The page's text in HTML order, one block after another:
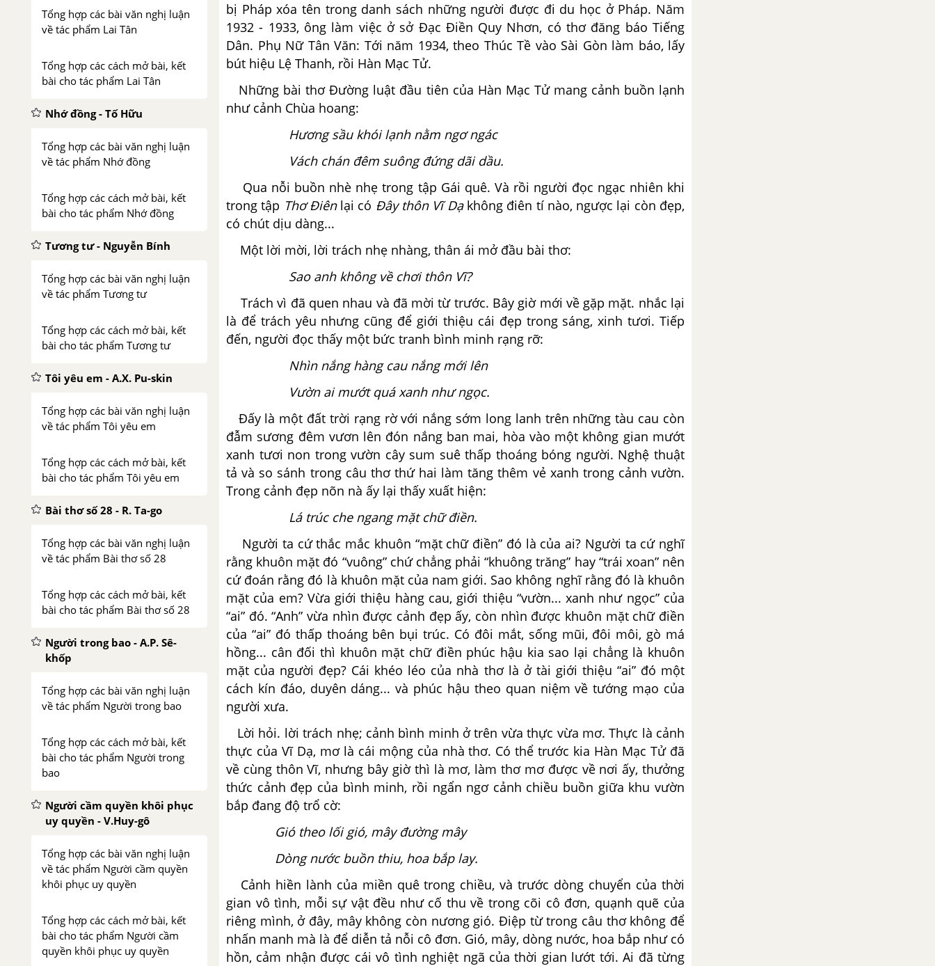
Tổng hợp các bài văn nghị luận
về tác phẩm Lai Tân
Tổng hợp các cách mở bài, kết
bài cho tác phẩm Lai Tân
Nhớ đồng - Tố Hữu
Tổng hợp các bài văn nghị luận
về tác phẩm Nhớ đồng
Tổng hợp các cách mở bài, kết
bài cho tác phẩm Nhớ đồng
Tương tư - Nguyễn Bính
Tổng hợp các bài văn nghị luận
về tác phẩm Tương tư
Tổng hợp các cách mở bài, kết
bài cho tác phẩm Tương tư
Tôi yêu em - A.X. Pu-skin
Tổng hợp các bài văn nghị luận
về tác phẩm Tôi yêu em
Tổng hợp các cách mở bài, kết
bài cho tác phẩm Tôi yêu em
Bài thơ số 28 - R. Ta-go
Tổng hợp các bài văn nghị luận
về tác phẩm Bài thơ số 28
Tổng hợp các cách mở bài, kết
bài cho tác phẩm Bài thơ số 28
Người trong bao - A.P. Sê-
khốp
Tổng hợp các bài văn nghị luận
về tác phẩm Người trong bao
Tổng hợp các cách mở bài, kết
bài cho tác phẩm Người trong
bao
Người cầm quyền khôi phục
uy quyền - V.Huy-gô
Tổng hợp các bài văn nghị luận
về tác phẩm Người cầm quyền
khôi phục uy quyền
Tổng hợp các cách mở bài, kết
bài cho tác phẩm Người cầm
quyền khôi phục uy quyền
bị Pháp xóa tên trong danh sách những người được đi du học ở Pháp. Năm
1932 - 1933, ông làm việc ở sở Đạc Điền Quy Nhơn, có thơ đăng báo Tiếng
Dân. Phụ Nữ Tân Văn: Tới năm 1934, theo Thúc Tề vào Sài Gòn làm báo, lấy
bút hiệu Lệ Thanh, rồi Hàn Mạc Tử.
Những bài thơ Đường luật đầu tiên của Hàn Mạc Tử mang cảnh buồn lạnh
như cảnh Chùa hoang:
Hương sầu khói lạnh nằm ngơ ngác
Vách chán đêm suông đứng dãi dầu.
Qua nỗi buồn nhè nhẹ trong tập Gái quê. Và rồi người đọc ngạc nhiên khi
trong tập Thơ Điênlại có Đây thôn Vĩ Dạkhông điên tí nào, ngược lại còn đẹp,
có chút dịu dàng...
Một lời mời, lời trách nhẹ nhàng, thân ái mở đầu bài thơ:
Sao anh không về chơi thôn Vĩ?
Trách vì đã quen nhau và đã mời từ trước. Bây giờ mới về gặp mặt. nhắc lại
là để trách yêu nhưng cũng để giới thiệu cái đẹp trong sáng, xinh tươi. Tiếp
đến, người đọc thấy một bức tranh bình minh rạng rỡ:
Nhìn nắng hàng cau nắng mới lên
Vườn ai mướt quá xanh như ngọc.
Đấy là một đất trời rạng rờ với nắng sớm long lanh trên những tàu cau còn
đẫm sương đêm vươn lên đón nắng ban mai, hòa vào một không gian mướt
xanh tươi non trong vườn cây sum suê thấp thoáng bóng người. Nghệ thuật
tả và so sánh trong câu thơ thứ hai làm tăng thêm vẻ xanh trong cảnh vườn.
Trong cảnh đẹp nõn nà ấy lại thấy xuất hiện:
Lá trúc che ngang mặt chữ điền.
Người ta cứ thắc mắc khuôn “mặt chữ điền” đó là của ai? Người ta cứ nghĩ
rằng khuôn mặt đó “vuông” chứ chẳng phải “khuông trăng” hay “trái xoan” nên
cứ đoán rằng đó là khuôn mặt của nam giới. Sao không nghĩ rằng đó là khuôn
mặt của em? Vừa giới thiệu hàng cau, giới thiệu “vườn... xanh như ngọc” của
“ai” đó. “Anh” vừa nhìn được cảnh đẹp ấy, còn nhìn được khuôn mặt chữ điền
của “ai” đó thấp thoáng bên bụi trúc. Có đôi mắt, sống mũi, đôi môi, gò má
hồng... cân đối thì khuôn mặt chữ điền phúc hậu kia sao lại chẳng là khuôn
mặt của người đẹp? Cái khéo léo của nhà thơ là ở tài giới thiệu “ai” đó một
cách kín đáo, duyên dáng... và phúc hậu theo quan niệm về tướng mạo của
người xưa.
Lời hỏi. lời trách nhẹ; cảnh bình minh ở trên vừa thực vừa mơ. Thực là cảnh
thực của Vĩ Dạ, mơ là cái mộng của nhà thơ. Có thể trước kia Hàn Mạc Tử đã
về cùng thôn Vĩ, nhưng bây giờ thì là mơ, làm thơ mơ được về nơi ấy, thưởng
thức cảnh đẹp của bình minh, rồi ngẩn ngơ cảnh chiều buồn giữa khu vườn
bắp đang độ trổ cờ:
Gió theo lối gió, mây đường mây
Dòng nước buồn thiu, hoa bắp lay.
Cảnh hiền lành của miền quê trong chiều, và trước dòng chuyển của thời
gian vô tình, mỗi sự vật đều như cố thu về trong cõi cô đơn, quạnh quẽ của
riêng mình, ở đây, mây không còn nương gió. Điệp từ trong câu thơ không để
nhấn manh mà là để diễn tả nỗi cô đơn. Gió, mây, dòng nước, hoa bắp như có
hồn, cảm nhận được cái vô tình nghiệt ngã của thời gian lướt tới. Ai đã từng